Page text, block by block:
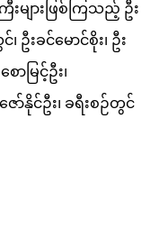
များဖြစ်ကြသည့် ဦး
ဦးခင်မောင်စိုး၊ ဦး
မြင့်ဦး၊
ာ်နိုင်ဦး၊ ခရီးစဉ်တွင်